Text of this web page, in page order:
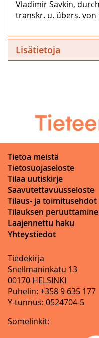
Vladimir Savkin,
transkr. u. übers. von
Lisätietoja
Tietoa meistä
Tietosuojaseloste
Tilaa uutiskirje
Saavutettavuusseloste
Tilaus- ja toimitusehdot
Tilauksen
Laajennettu haku
Yhteystiedot
Tiedekirja
Snellmaninkatu 13
00170 HELSINKI
Puhelin: +358 9 635 177
Y-tunnus: 0524704-5
Somelinkit: